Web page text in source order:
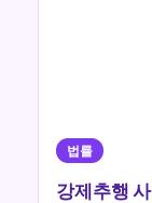
법률
강제추행